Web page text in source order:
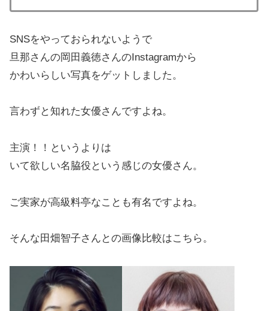
SNSをやっておられないようで
旦那さんの岡田義徳さんのInstagramから
かわいらしい写真をゲットしました。
言わずと知れた女優さんですよね。
主演！！というよりは
いて欲しい名脇役という感じの女優さん。
ご実家が高級料亭なことも有名ですよね。
そんな田畑智子さんとの画像比較はこちら。